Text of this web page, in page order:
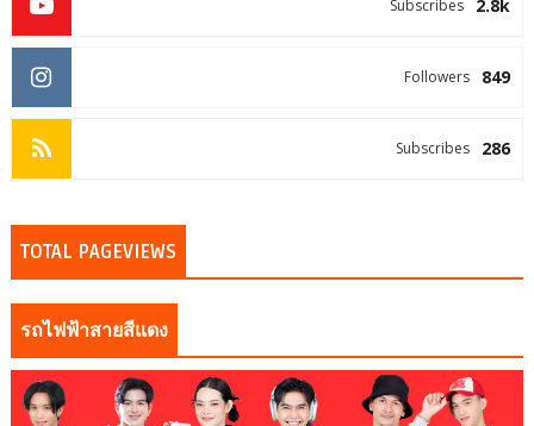
2.8k
Subscribes
849
Followers
286
Subscribes
TOTAL PAGEVIEWS
รถไฟฟ้าสายสีแดง